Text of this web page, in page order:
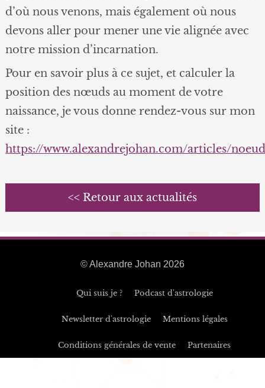
d’où nous venons, mais également où nous
devons aller pour mener une vie alignée avec
notre mission d’incarnation.
Pour en savoir plus à ce sujet, et calculer la
position des nœuds au moment de votre
naissance, je vous donne rendez-vous sur mon
site :
https://www.alexandrejohan.com/articles/
<< Retour aux actualités
© Alexandre Johan 2026
Qui suis je ? Podcast d'astrologie
Newsletter d'astrologie Mentions légales
Conditions générales de vente Partenaires